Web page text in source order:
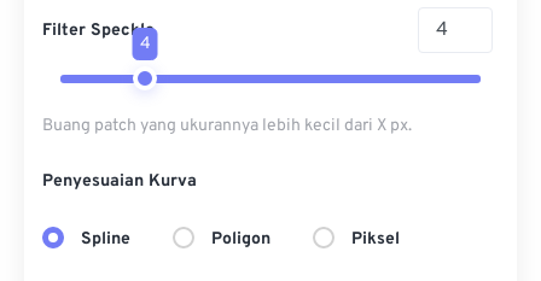
Filter Speckle
4
Buang patch yang ukurannya lebih kecil dari X px.
Penyesuaian Kurva
Spline Poligon Piksel